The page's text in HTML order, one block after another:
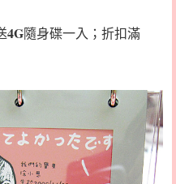
4G隨身碟一入；折扣滿